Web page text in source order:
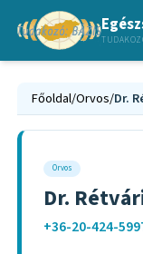
Főoldal/Orvos/
Orvos
Dr.
+36-20-424-